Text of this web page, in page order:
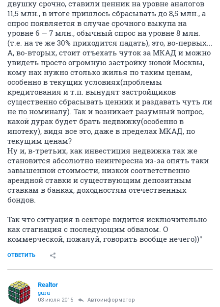
двушку срочно, ставили ценник на уровне аналогов
11,5 млн., в итоге пришлось сбрасывать до 8,5 млн., а
спрос появляется в случае срочного выкупа на
уровне 6 — 7 млн., обычный спрос на уровне 8 млн.
(т.е. на те же 30% приходится падать), это, во-первых...
А, во-вторых, стоит отъехать чуток за МКАД и можно
увидеть просто огромную застройку новой Москвы,
кому нах нужно столько жилья по таким ценам,
особенно в текущих условиях(проблемы
кредитования и т.п. вынудят застройщиков
существенно сбрасывать ценник и раздавать чуть ли
не по номиналу). Так и возникает разумный вопрос,
какой дурак будет брать недвижку(особенно в
ипотеку), видя все это, даже в пределах МКАД, по
текущим ценам?
Ну и, в-третьих, как инвестиция недвижка так же
становится абсолютно неинтересна из-за опять таки
завышенной стоимости, низкой соответственно
арендной ставки и существующим депозитным
ставкам в банках, доходностям отечественных
бондов.
Так что ситуация в секторе видится исключительно
как стагнация с последующим обвалом. О
коммерческой, пожалуй, говорить вообще нечего))"
ОТВЕТИТЬ
Realtor
guru
03 июля 2015 Автоинформатор